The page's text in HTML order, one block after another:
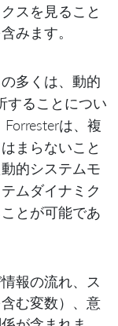
スを見ること
みます。
多くは、 動的
することについ
は、複
まらないこと
動的システムモ
ムダイナミク
とが可能であ
報の流れ、ス
む変数）、意